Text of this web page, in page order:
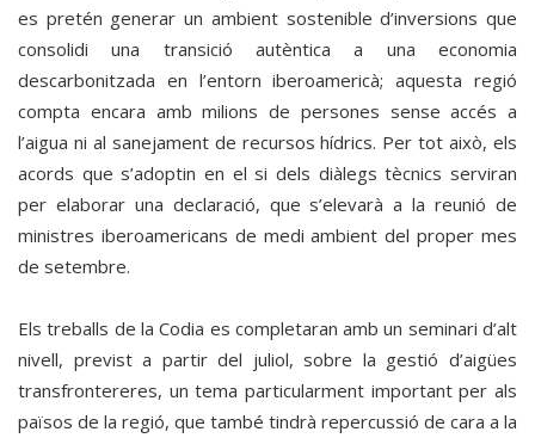
es pretén generar un ambient sostenible d’inversions que
consolidi una transició autèntica a una economia
descarbonitzada en l’entorn iberoamericà; aquesta regió
compta encara amb milions de persones sense accés a
l’aigua ni al sanejament de recursos hídrics. Per tot això, els
acords que s’adoptin en el si dels diàlegs tècnics serviran
per elaborar una declaració, que s’elevarà a la reunió de
ministres iberoamericans de medi ambient del proper mes
de setembre.
Els treballs de la Codia es completaran amb un seminari d’alt
nivell, previst a partir del juliol, sobre la gestió d’aigües
transfrontereres, un tema particularment important per als
països de la regió, que també tindrà repercussió de cara a la